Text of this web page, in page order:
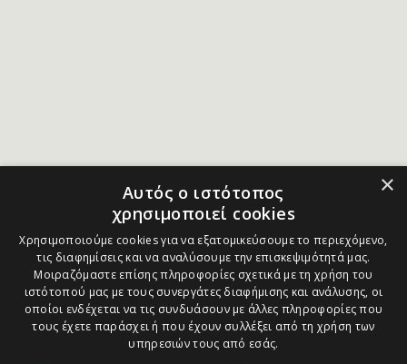
×
Αυτός ο ιστότοπος
χρησιμοποιεί cookies
Χρησιμοποιούμε cookies για να εξατομικεύσουμε το περιεχόμενο,
τις διαφημίσεις και να αναλύσουμε την επισκεψιμότητά μας.
Μοιραζόμαστε επίσης πληροφορίες σχετικά με τη χρήση του
ιστότοπού μας με τους συνεργάτες διαφήμισης και ανάλυσης, οι
οποίοι ενδέχεται να τις συνδυάσουν με άλλες πληροφορίες που
τους έχετε παράσχει ή που έχουν συλλέξει από τη χρήση των
υπηρεσιών τους από εσάς.